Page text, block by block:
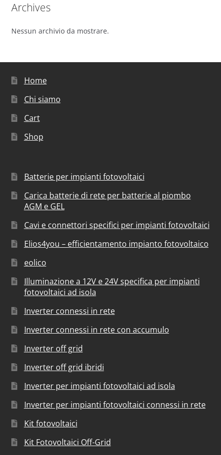
Archives
Nessun archivio da mostrare.
Home
Chi siamo
Cart
Shop
Batterie per impianti fotovoltaici
Carica batterie di rete per batterie al piombo
AGM e GEL
Cavi e connettori specifici per impianti fotovoltaici
Elios4you – efficientamento impianto fotovoltaico
eolico
Illuminazione a 12V e 24V specifica per impianti
fotovoltaici ad isola
Inverter connessi in rete
Inverter connessi in rete con accumulo
Inverter off grid
Inverter off grid ibridi
Inverter per impianti fotovoltaici ad isola
Inverter per impianti fotovoltaici connessi in rete
Kit fotovoltaici
Kit Fotovoltaici Off-Grid